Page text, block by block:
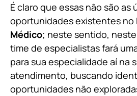
É claro que essas não são as
oportunidades existentes no
Médico; neste sentido,
time de especialistas fará
para sua especialidade aí na
atendimento, buscando
oportunidades não